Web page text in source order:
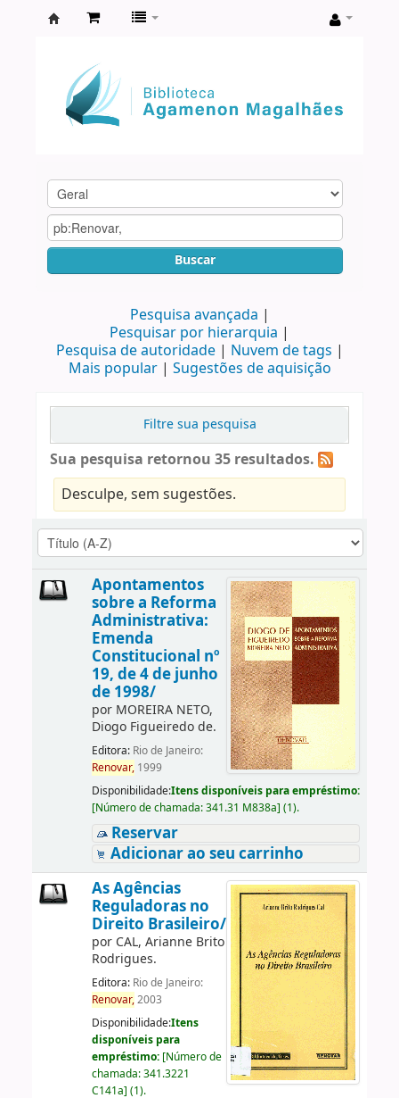
Agamenon
Magalhães
Buscar
Pesquisa avançada
Pesquisar por hierarquia
Pesquisa de autoridade
Nuvem de tags
Mais popular
Sugestões de aquisição
Filtre sua pesquisa
Sua pesquisa retornou 35 resultados.
Desculpe, sem sugestões.
Apontamentos
sobre a Reforma
Administrativa:
Emenda
Constitucional nº
19, de 4 de junho
de 1998/
por MOREIRA NETO,
Diogo Figueiredo de.
Editora: Rio de Janeiro:
Renovar,1999
Disponibilidade:Itens disponíveis para empréstimo:
[Número de chamada:341.31 M838a] (1).
Reservar
Adicionar ao seu carrinho
As Agências
Reguladoras no
Direito Brasileiro/
por CAL, Arianne Brito
Rodrigues.
Editora: Rio de Janeiro:
Renovar,2003
Disponibilidade:Itens
disponíveis para
empréstimo: [Número de
chamada:341.3221
C141a] (1).